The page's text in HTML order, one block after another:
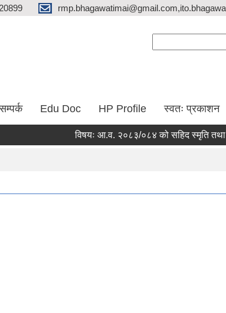
सम्पर्क Edu Doc HP Profile स्वतः प्रकाशन
विषयः आ.व. २०८३/०८४ को सहिद स्मृति तथा